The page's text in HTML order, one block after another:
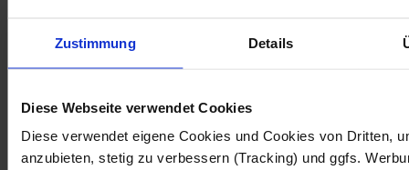
Zustimmung Details
Diese Webseite verwendet Cookies
Diese verwendet eigene Cookies und Cookies von Dritten,
anzubieten, stetig zu verbessern (Tracking) und ggfs.